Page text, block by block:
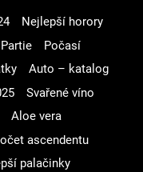
Nejlepší horory
Partie
Počasí
Auto – katalog
Svařené víno
Aloe vera
ascendentu
palačinky